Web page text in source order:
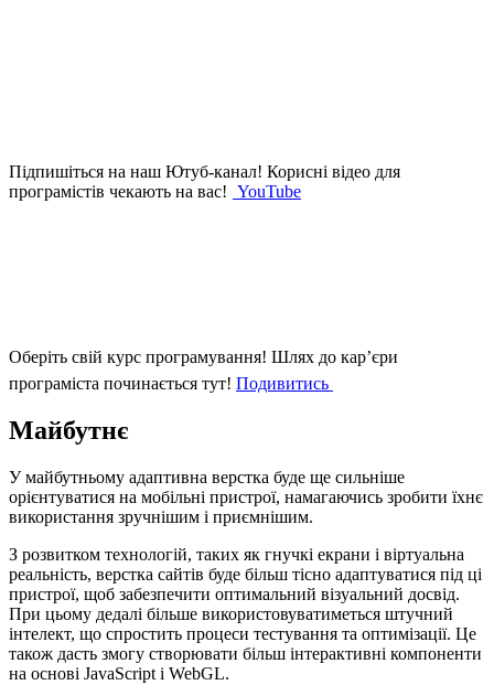
Підпишіться на наш Ютуб-канал! Корисні відео для
програмістів чекають на вас! YouTube
Оберіть свій курс програмування! Шлях до кар’єри
програміста починається тут! Подивитись
Майбутнє
У майбутньому адаптивна верстка буде ще сильніше
орієнтуватися на мобільні пристрої, намагаючись зробити їхнє
використання зручнішим і приємнішим.
З розвитком технологій, таких як гнучкі екрани і віртуальна
реальність, верстка сайтів буде більш тісно адаптуватися під ці
пристрої, щоб забезпечити оптимальний візуальний досвід.
При цьому дедалі більше використовуватиметься штучний
інтелект, що спростить процеси тестування та оптимізації. Це
також дасть змогу створювати більш інтерактивні компоненти
на основі JavaScript і WebGL.